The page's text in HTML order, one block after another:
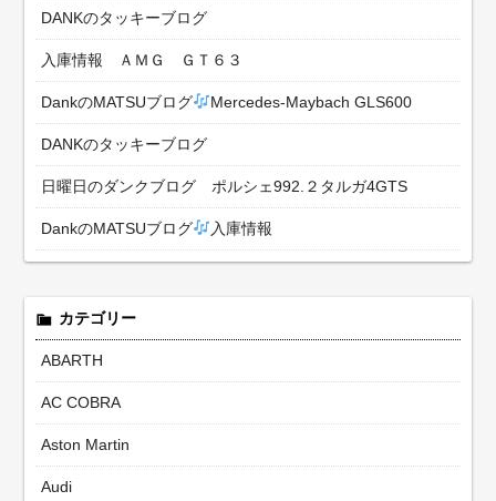
DANKのタッキーブログ
入庫情報 ＡＭＧ ＧＴ６３
DankのMATSUブログ Mercedes-Maybach GLS600
DANKのタッキーブログ
日曜日のダンクブログ ポルシェ992.２タルガ4GTS
DankのMATSUブログ 入庫情報
カテゴリー
ABARTH
AC COBRA
Aston Martin
Audi